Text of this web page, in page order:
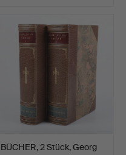
BÜCHER, 2 Stück, Georg